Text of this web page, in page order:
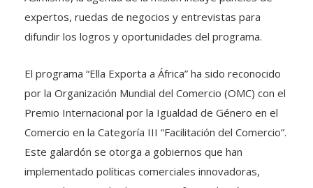
expertos, ruedas de negocios y entrevistas para
difundir los logros y oportunidades del programa.
El programa “Ella Exporta a África” ha sido reconocido
por la Organización Mundial del Comercio (OMC) con el
Premio Internacional por la Igualdad de Género en el
Comercio en la Categoría III “Facilitación del Comercio”.
Este galardón se otorga a gobiernos que han
implementado políticas comerciales innovadoras,